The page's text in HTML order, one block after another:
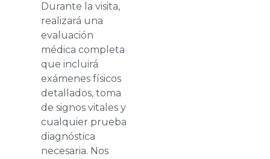
Durante la visita,
realizará una
evaluación
médica completa
que incluirá
exámenes físicos
detallados, toma
de signos vitales y
cualquier prueba
diagnóstica
necesaria. Nos